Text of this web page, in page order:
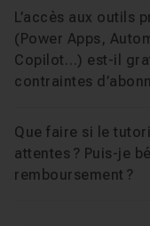
vos données dès
Chapitre 3 :
Chapitre 4 :
Chapitre 5 :
L’accès aux outils
(Power Apps,
Copilot…) est-il
contraintes
Que faire si le
attentes ? Puis-je
remboursement ?